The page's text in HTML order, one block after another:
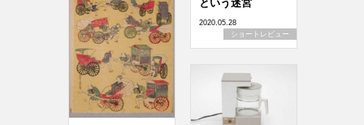
という迷宮
2020.05.28
ショートレビュー